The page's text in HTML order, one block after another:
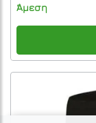
Άμεση